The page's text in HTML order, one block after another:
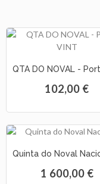
As
Nossas
Provas
Notícias
102,00 €
1 600,00 €